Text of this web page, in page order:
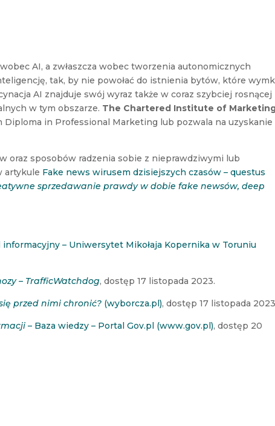
AI, a zwłaszcza wobec tworzenia autonomicznych
tak, by nie powołać do istnienia bytów, które
AI znajduje swój wyraz także w coraz szybciej rosnącej
w tym obszarze. The Chartered Institute of
Diploma in Professional Marketing lub pozwala na uzyskanie
oraz sposobów radzenia sobie z nieprawdziwymi lub
artykule Fake news wirusem dzisiejszych czasów – questus
sprzedawanie prawdy w dobie fake newsów, deep
informacyjny – Uniwersytet Mikołaja Kopernika w Toruniu
– TrafficWatchdog, dostęp 17 listopada 2023.
przed nimi chronić? (wyborcza.pl), dostęp 17 listopada
– Baza wiedzy – Portal Gov.pl (www.gov.pl), dostęp 20